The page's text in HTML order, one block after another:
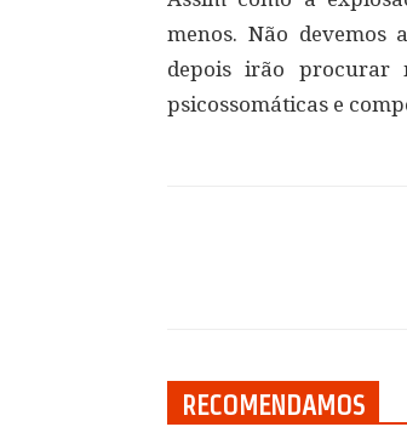
menos. Não devemos
depois irão procurar
psicossomáticas e
RECOMENDAMOS